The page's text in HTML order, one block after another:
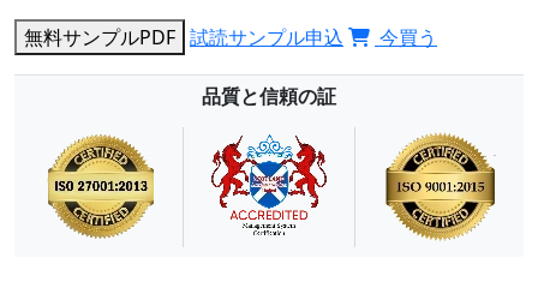
無料サンプルPDF 試読サンプル申込 今買う
品質と信頼の証